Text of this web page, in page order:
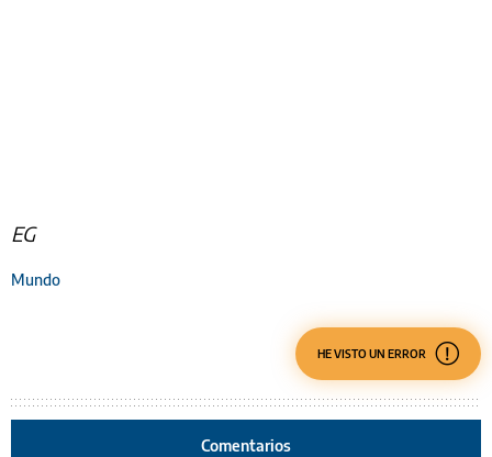
EG
Mundo
HE VISTO UN ERROR
Comentarios